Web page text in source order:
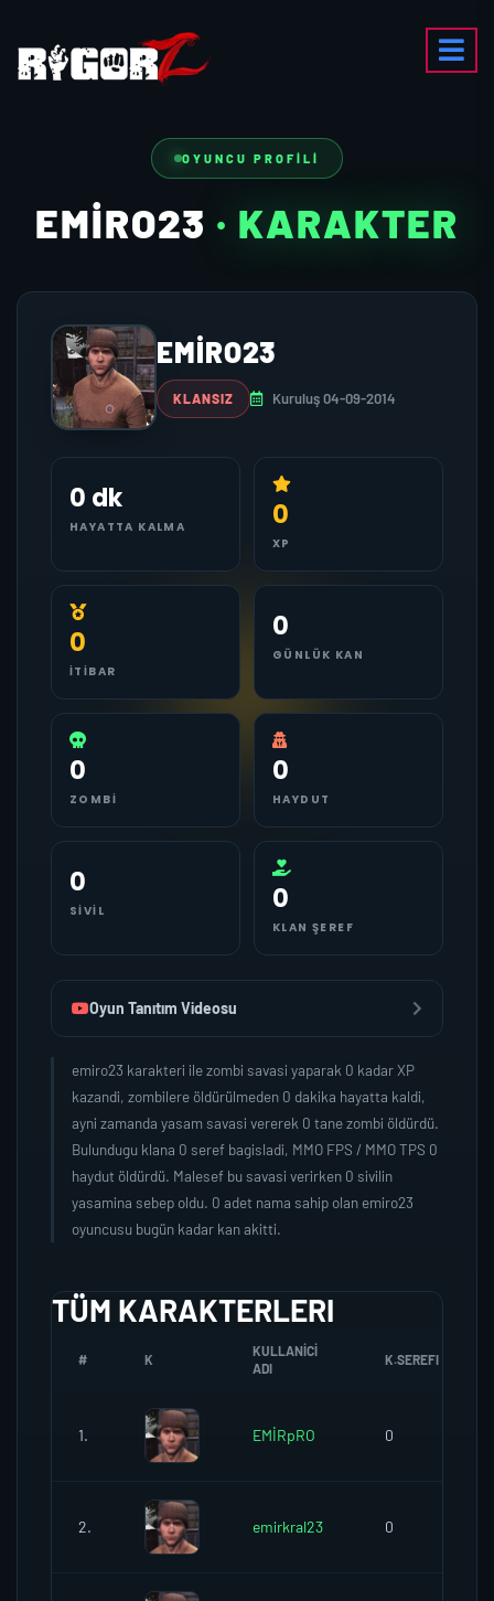
OYUNCU PROFILI
EMIRO23 · KARAKTER
EMIRO23
KLANSIZ Kuruluş 04-09-2014
0 dk
HAYATTA KALMA 0
XP
0
İTIBAR
0
GÜNLÜK KAN
0
ZOMBI
0
HAYDUT
0
SIVIL 0
KLAN ŞEREF
Oyun Tanıtım Videosu
emiro23 karakteri ile zombi savasi yaparak 0 kadar XP
kazandi, zombilere öldürülmeden 0 dakika hayatta kaldi,
ayni zamanda yasam savasi vererek 0 tane zombi öldürdü.
Bulundugu klana 0 seref bagisladi, MMO FPS / MMO TPS 0
haydut öldürdü. Malesef bu savasi verirken 0 sivilin
yasamina sebep oldu. 0 adet nama sahip olan emiro23
oyuncusu bugün kadar kan akitti.
TÜM KARAKTERLERI
# K
KULLANICI
ADI
K.SEREFI
1. EMİRpRO 0
2. emirkral23 0